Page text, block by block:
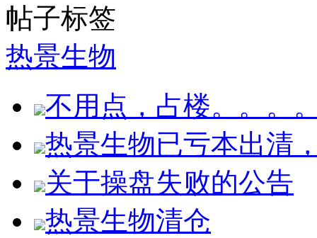
帖子标签
热景生物
不用点，占楼。。。
热景生物已亏本出清
关于操盘失败的公告
热景生物清仓